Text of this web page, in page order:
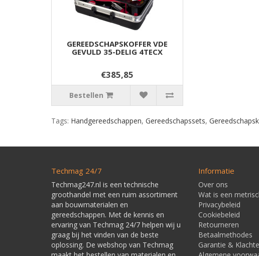
GEREEDSCHAPSKOFFER VDE
GEVULD 35-DELIG 4TECX
€385,85
Bestellen
Tags: Handgereedschappen, Gereedschapssets,
Techmag 24/7
Techmag247.nl is een technische
groothandel met een ruim assortiment
aan bouwmaterialen en
gereedschappen. Met de kennis en
ervaring van Techmag 24/7 helpen wij u
graag bij het vinden van de beste
oplossing. De webshop van Techmag
Informatie
Over ons
Wat is een
Privacybeleid
Cookiebeleid
Retourneren
Betaalmethodes
Garantie &